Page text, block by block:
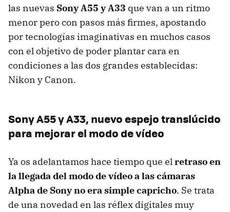
las nuevas Sony A55 y A33 que van a un ritmo
menor pero con pasos más firmes, apostando
por tecnologías imaginativas en muchos casos
con el objetivo de poder plantar cara en
condiciones a las dos grandes establecidas:
Nikon y Canon.
Sony A55 y A33, nuevo espejo translúcido
para mejorar el modo de vídeo
Ya os adelantamos hace tiempo que elretraso en
la llegada del modo de vídeo a las cámaras
Alpha de Sony no era simple capricho. Se trata
de una novedad en las réflex digitales muy